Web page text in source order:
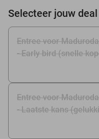
Selecteer jouw deal
Entree voor
- Early bird (snelle
Entree voor
- Laatste kans